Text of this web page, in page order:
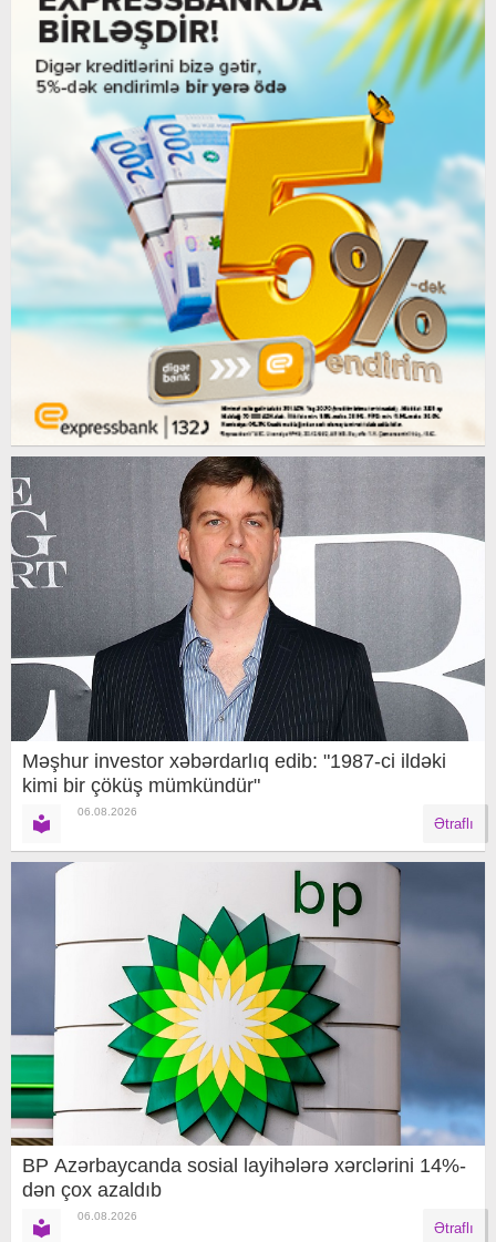
Məşhur investor xəbərdarlıq edib: "1987-ci ildəki
kimi bir çöküş mümkündür"
06.08.2026
Ətraflı
BP Azərbaycanda sosial layihələrə xərclərini 14%-
dən çox azaldıb
06.08.2026
Ətraflı